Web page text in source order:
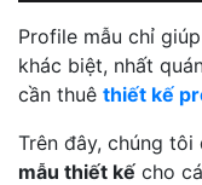
Profile mẫu chỉ
khác biệt, nhất
cần thuê thiết kế
Trên đây, chúng
mẫu thiết kế cho